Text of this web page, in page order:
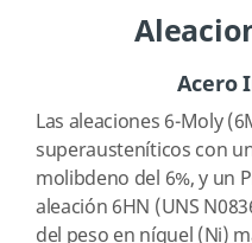
Acero
Las aleaciones 6-Moly
superausteníticos con
molibdeno del 6%, y un
aleación 6HN (UNS
del peso en níquel (Ni)